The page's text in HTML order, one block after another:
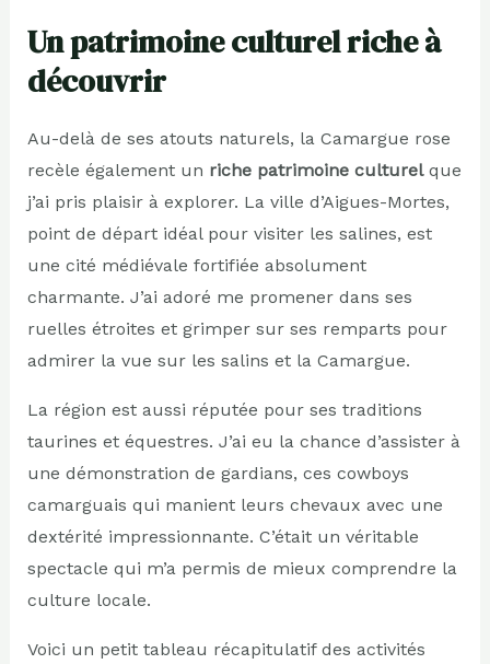
Un patrimoine culturel riche à
découvrir
Au-delà de ses atouts naturels, la Camargue rose
recèle également un riche patrimoine culturelque
j’ai pris plaisir à explorer. La ville d’Aigues-Mortes,
point de départ idéal pour visiter les salines, est
une cité médiévale fortifiée absolument
charmante. J’ai adoré me promener dans ses
ruelles étroites et grimper sur ses remparts pour
admirer la vue sur les salins et la Camargue.
La région est aussi réputée pour ses traditions
taurines et équestres. J’ai eu la chance d’assister à
une démonstration de gardians, ces cowboys
camarguais qui manient leurs chevaux avec une
dextérité impressionnante. C’était un véritable
spectacle qui m’a permis de mieux comprendre la
culture locale.
Voici un petit tableau récapitulatif des activités